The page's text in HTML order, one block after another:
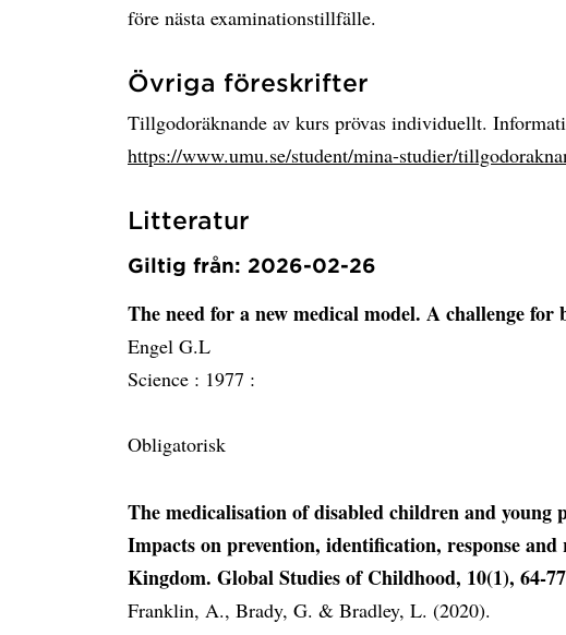
före nästa examinationstillfälle.
Övriga föreskrifter
Tillgodoräknande av kurs prövas individuellt.
https://www.umu.se/student/mina-studier/
Litteratur
Giltig från: 2026-02-26
The need for a new medical model. A challenge for
Engel G.L
Science : 1977 :
Obligatorisk
The medicalisation of disabled children and young
Impacts on prevention, identification, response
Kingdom. Global Studies of Childhood, 10(1), 64-
Franklin, A., Brady, G. & Bradley, L. (2020).